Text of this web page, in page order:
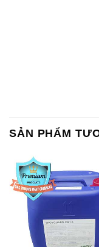
SẢN PHẨM